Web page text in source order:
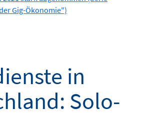
Gig-Ökonomie")
in
Solo-